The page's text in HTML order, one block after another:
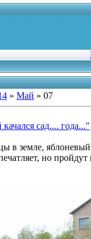
» Май » 07
сад.... года..."
в земле,
но